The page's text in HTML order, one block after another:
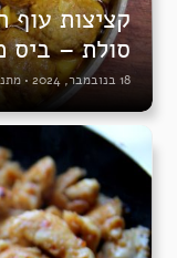
קציצות עוף
סולת – ביס
18 בנובמבר, 2024 •